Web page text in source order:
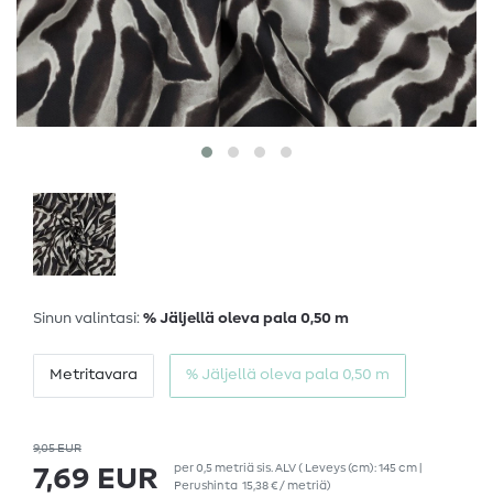
Sinun valintasi: % Jäljellä oleva pala 0,50 m
Metritavara % Jäljellä oleva pala 0,50 m
9,05 EUR
7,69 EUR per0,5 metriäsis. ALV( Leveys (cm): 145 cm |
Perushinta 15,38 € / metriä)